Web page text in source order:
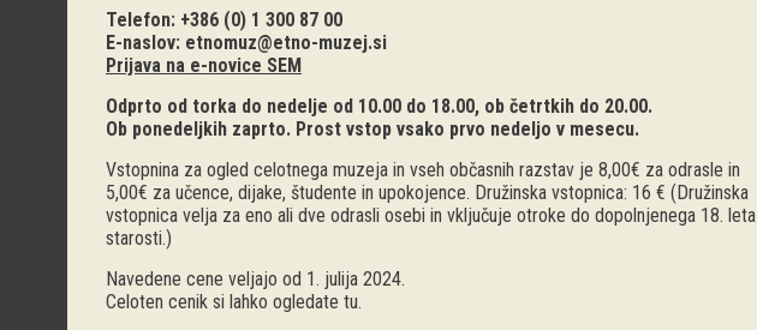
Telefon: +386 (0) 1 300 87 00
E-naslov: etnomuz@etno-muzej.si
Prijava na e-novice SEM
Odprto od torka do nedelje od 10.00 do 18.00, ob četrtkih do 20.00.
Ob ponedeljkih zaprto. Prost vstop vsako prvo nedeljo v mesecu.
Vstopnina za ogled celotnega muzeja in vseh občasnih razstav je 8,00€ za odrasle in
5,00€ za učence, dijake, študente in upokojence. Družinska vstopnica: 16 € (Družinska
vstopnica velja za eno ali dve odrasli osebi in vključuje otroke do dopolnjenega 18. leta
starosti.)
Navedene cene veljajo od 1. julija 2024.
Celoten cenik si lahko ogledate tu.